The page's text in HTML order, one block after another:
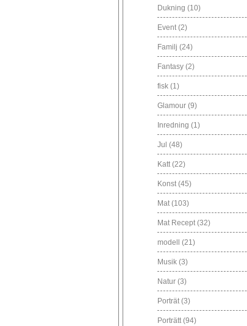
Dukning (10)
Event (2)
Familj (24)
Fantasy (2)
fisk (1)
Glamour (9)
Inredning (1)
Jul (48)
Katt (22)
Konst (45)
Mat (103)
Mat Recept (32)
modell (21)
Musik (3)
Natur (3)
Porträt (3)
Porträtt (94)